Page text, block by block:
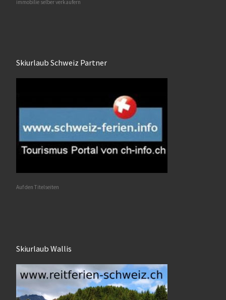
immobilie selber verkaufern
Skiurlaub Schweiz Partner
Auf den Titelseiten
Skiurlaub Wallis